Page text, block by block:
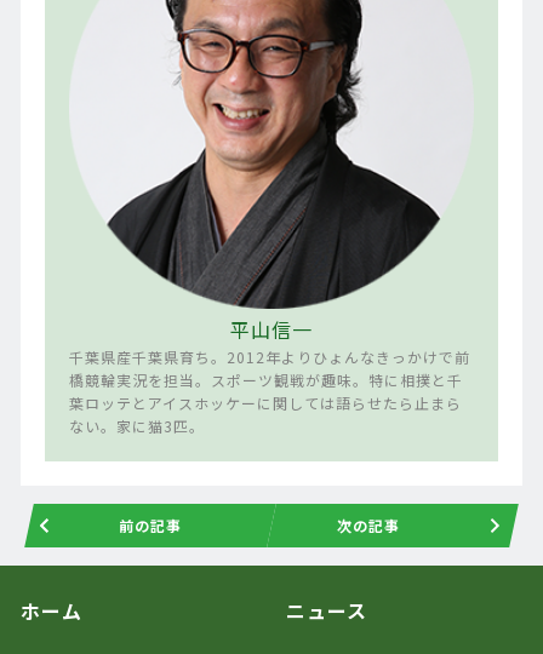
平山信一
千葉県産千葉県育ち。2012年よりひょんなきっかけで前
橋競輪実況を担当。スポーツ観戦が趣味。特に相撲と千
葉ロッテとアイスホッケーに関しては語らせたら止まら
ない。家に猫3匹。
前の記事 次の記事
ホーム ニュース